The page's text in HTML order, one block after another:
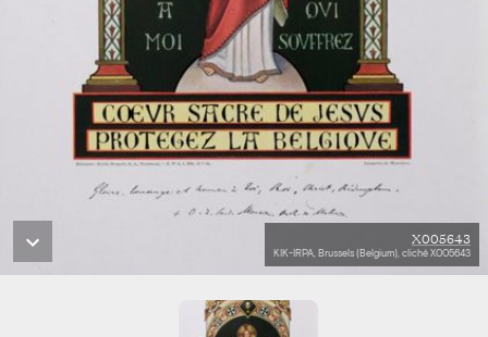
X005643
KIK-IRPA, Brussels (Belgium), cliché X005643